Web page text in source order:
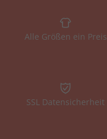
Alle Größen ein Preis
SSL Datensicherheit